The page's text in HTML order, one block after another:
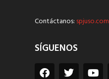
Contáctanos:
SÍGUENOS